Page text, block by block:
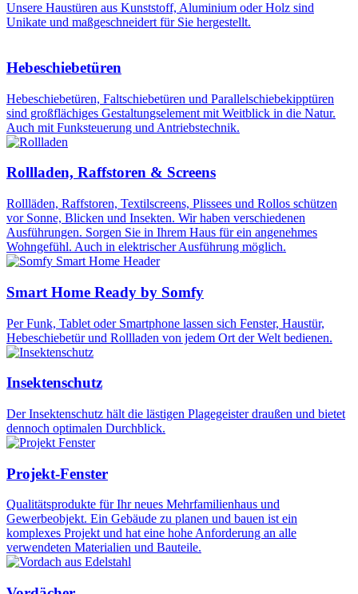
Unsere Haustüren aus Kunststoff, Aluminium oder Holz sind
Unikate und maßgeschneidert für Sie hergestellt.
Hebeschiebetüren
Hebeschiebetüren, Faltschiebetüren und Parallelschiebekipptüren
sind großflächiges Gestaltungselement mit Weitblick in die Natur.
Auch mit Funksteuerung und Antriebstechnik.
Rollladen, Raffstoren & Screens
Rollläden, Raffstoren, Textilscreens, Plissees und Rollos schützen
vor Sonne, Blicken und Insekten. Wir haben verschiedenen
Ausführungen. Sorgen Sie in Ihrem Haus für ein angenehmes
Wohngefühl. Auch in elektrischer Ausführung möglich.
Smart Home Ready by Somfy
Per Funk, Tablet oder Smartphone lassen sich Fenster, Haustür,
Hebeschiebetür und Rollladen von jedem Ort der Welt bedienen.
Insektenschutz
Der Insektenschutz hält die lästigen Plagegeister draußen und bietet
dennoch optimalen Durchblick.
Projekt-Fenster
Qualitätsprodukte für Ihr neues Mehrfamilienhaus und
Gewerbeobjekt. Ein Gebäude zu planen und bauen ist ein
komplexes Projekt und hat eine hohe Anforderung an alle
verwendeten Materialien und Bauteile.